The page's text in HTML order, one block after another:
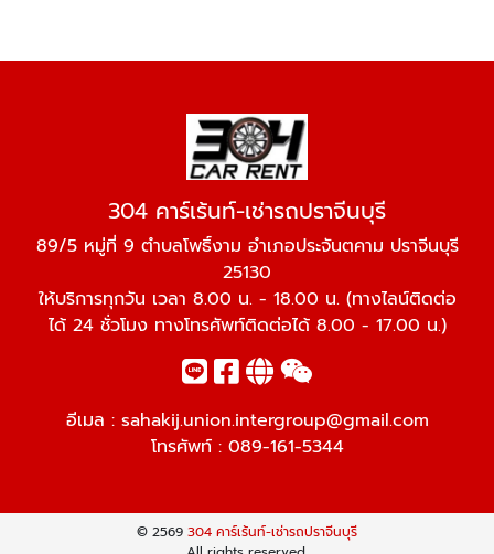
304 คาร์เร้นท์-เช่ารถปราจีนบุรี
89/5 หมู่ที่ 9 ตำบลโพธิ์งาม อำเภอประจันตคาม ปราจีนบุรี
25130
ให้บริการทุกวัน เวลา 8.00 น. - 18.00 น. (ทางไลน์ติดต่อ
ได้ 24 ชั่วโมง ทางโทรศัพท์ติดต่อได้ 8.00 - 17.00 น.)
อีเมล : sahakij.union.intergroup@gmail.com
โทรศัพท์ : 089-161-5344
© 2569 304 คาร์เร้นท์-เช่ารถปราจีนบุรี